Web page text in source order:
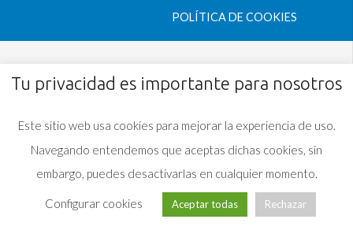
POLÍTICA DE COOKIES
Tu privacidad es importante para nosotros
Este sitio web usa cookies para mejorar la experiencia de uso.
Navegando entendemos que aceptas dichas cookies, sin
embargo, puedes desactivarlas en cualquier momento.
Configurar cookies Aceptar todas Rechazar